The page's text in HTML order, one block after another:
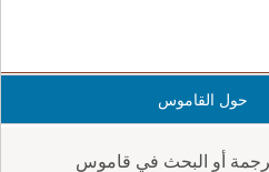
حول القاموس
أو البحث في قاموس